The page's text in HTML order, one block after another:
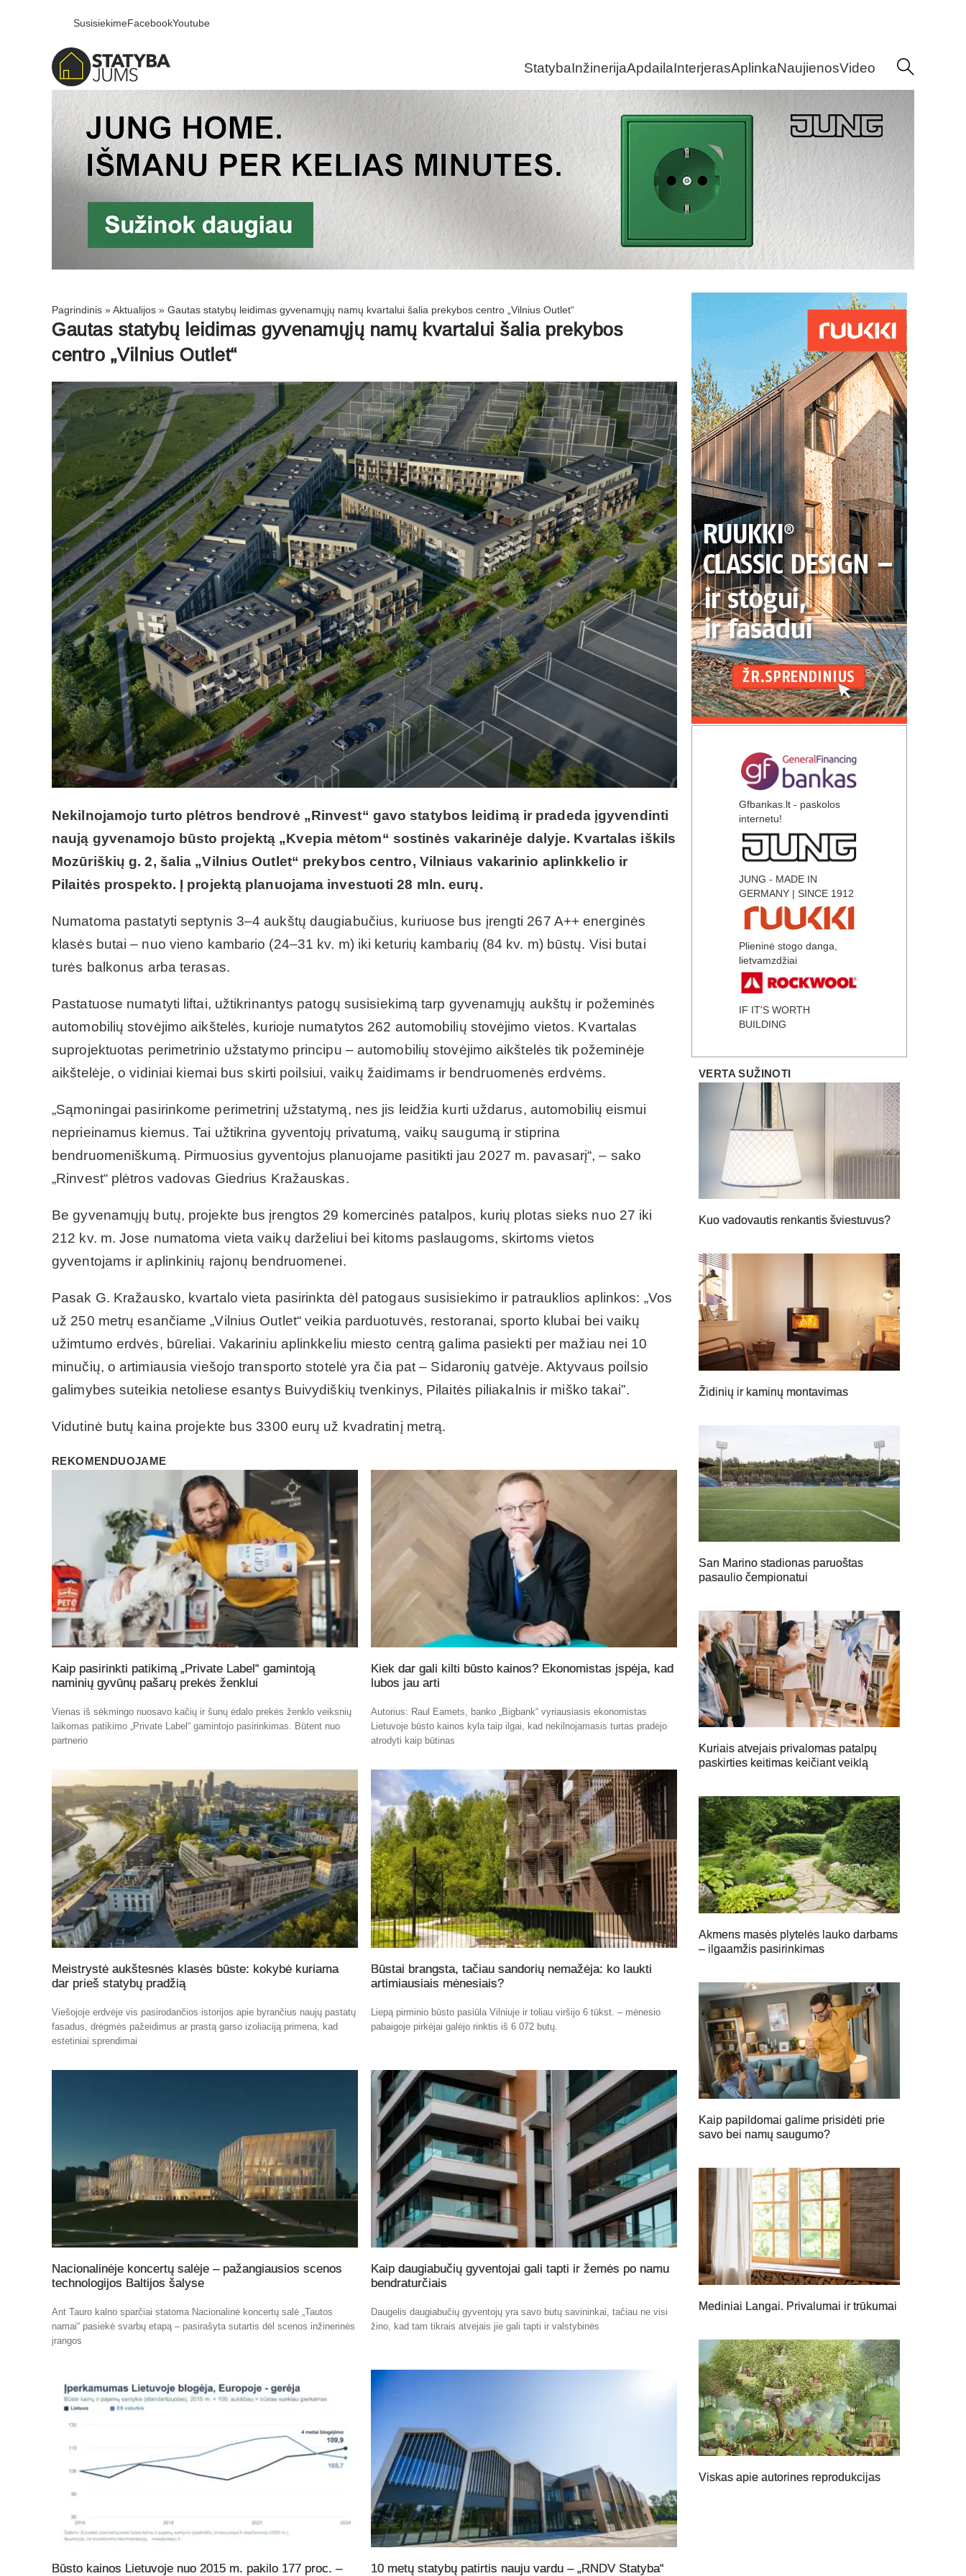
SusisiekimeFacebookYoutube
StatybaInžinerijaApdailaInterjerasAplinkaNaujienosVideo
Pagrindinis »Aktualijos » Gautas statybų leidimas gyvenamųjų namų kvartalui šalia prekybos centro „Vilnius Outlet“
Gautas statybų leidimas gyvenamųjų namų kvartalui šalia prekybos
centro „Vilnius Outlet“
Nekilnojamojo turto plėtros bendrovė „Rinvest“ gavo statybos leidimą ir pradeda įgyvendinti
naują gyvenamojo būsto projektą „Kvepia mėtom“ sostinės vakarinėje dalyje. Kvartalas iškils
Mozūriškių g. 2, šalia „Vilnius Outlet“ prekybos centro, Vilniaus vakarinio aplinkkelio ir
Pilaitės prospekto. Į projektą planuojama investuoti 28 mln. eurų.
Numatoma pastatyti septynis 3–4 aukštų daugiabučius, kuriuose bus įrengti 267 A++ energinės
klasės butai – nuo vieno kambario (24–31 kv. m) iki keturių kambarių (84 kv. m) būstų. Visi butai
turės balkonus arba terasas.
Pastatuose numatyti liftai, užtikrinantys patogų susisiekimą tarp gyvenamųjų aukštų ir požeminės
automobilių stovėjimo aikštelės, kurioje numatytos 262 automobilių stovėjimo vietos. Kvartalas
suprojektuotas perimetrinio užstatymo principu – automobilių stovėjimo aikštelės tik požeminėje
aikštelėje, o vidiniai kiemai bus skirti poilsiui, vaikų žaidimams ir bendruomenės erdvėms.
„Sąmoningai pasirinkome perimetrinį užstatymą, nes jis leidžia kurti uždarus, automobilių eismui
neprieinamus kiemus. Tai užtikrina gyventojų privatumą, vaikų saugumą ir stiprina
bendruomeniškumą. Pirmuosius gyventojus planuojame pasitikti jau 2027 m. pavasarį“, – sako
„Rinvest“ plėtros vadovas Giedrius Kražauskas.
Be gyvenamųjų butų, projekte bus įrengtos 29 komercinės patalpos, kurių plotas sieks nuo 27 iki
212 kv. m. Jose numatoma vieta vaikų darželiui bei kitoms paslaugoms, skirtoms vietos
gyventojams ir aplinkinių rajonų bendruomenei.
Pasak G. Kražausko, kvartalo vieta pasirinkta dėl patogaus susisiekimo ir patrauklios aplinkos: „Vos
už 250 metrų esančiame „Vilnius Outlet“ veikia parduotuvės, restoranai, sporto klubai bei vaikų
užimtumo erdvės, būreliai. Vakariniu aplinkkeliu miesto centrą galima pasiekti per mažiau nei 10
minučių, o artimiausia viešojo transporto stotelė yra čia pat – Sidaronių gatvėje. Aktyvaus poilsio
galimybes suteikia netoliese esantys Buivydiškių tvenkinys, Pilaitės piliakalnis ir miško takai”.
Vidutinė butų kaina projekte bus 3300 eurų už kvadratinį metrą.
REKOMENDUOJAME
Kaip pasirinkti patikimą „Private Label“ gamintoją
naminių gyvūnų pašarų prekės ženklui
Vienas iš sėkmingo nuosavo kačių ir šunų ėdalo prekės ženklo veiksnių
laikomas patikimo „Private Label“ gamintojo pasirinkimas. Būtent nuo
partnerio
Kiek dar gali kilti būsto kainos? Ekonomistas įspėja, kad
lubos jau arti
Autorius: Raul Eamets, banko „Bigbank“ vyriausiasis ekonomistas
Lietuvoje būsto kainos kyla taip ilgai, kad nekilnojamasis turtas pradėjo
atrodyti kaip būtinas
Meistrystė aukštesnės klasės būste: kokybė kuriama
dar prieš statybų pradžią
Viešojoje erdvėje vis pasirodančios istorijos apie byrančius naujų pastatų
fasadus, drėgmės pažeidimus ar prastą garso izoliaciją primena, kad
estetiniai sprendimai
Būstai brangsta, tačiau sandorių nemažėja: ko laukti
artimiausiais mėnesiais?
Liepą pirminio būsto pasiūla Vilniuje ir toliau viršijo 6 tūkst. – mėnesio
pabaigoje pirkėjai galėjo rinktis iš 6 072 butų.
Nacionalinėje koncertų salėje – pažangiausios scenos
technologijos Baltijos šalyse
Ant Tauro kalno sparčiai statoma Nacionalinė koncertų salė „Tautos
namai“ pasiekė svarbų etapą – pasirašyta sutartis dėl scenos inžinerinės
įrangos
Kaip daugiabučių gyventojai gali tapti ir žemės po namu
bendraturčiais
Daugelis daugiabučių gyventojų yra savo butų savininkai, tačiau ne visi
žino, kad tam tikrais atvejais jie gali tapti ir valstybinės
Būsto kainos Lietuvoje nuo 2015 m. pakilo 177 proc. –
10 metų statybų patirtis nauju vardu – „RNDV Statyba“
Gfbankas.lt - paskolos
internetu!
JUNG - MADE IN
GERMANY | SINCE 1912
Plieninė stogo danga,
lietvamzdžiai
IF IT'S WORTH
BUILDING
VERTA SUŽINOTI
Kuo vadovautis renkantis šviestuvus?
Židinių ir kaminų montavimas
San Marino stadionas paruoštas
pasaulio čempionatui
Kuriais atvejais privalomas patalpų
paskirties keitimas keičiant veiklą
Akmens masės plytelės lauko darbams
– ilgaamžis pasirinkimas
Kaip papildomai galime prisidėti prie
savo bei namų saugumo?
Mediniai Langai. Privalumai ir trūkumai
Viskas apie autorines reprodukcijas